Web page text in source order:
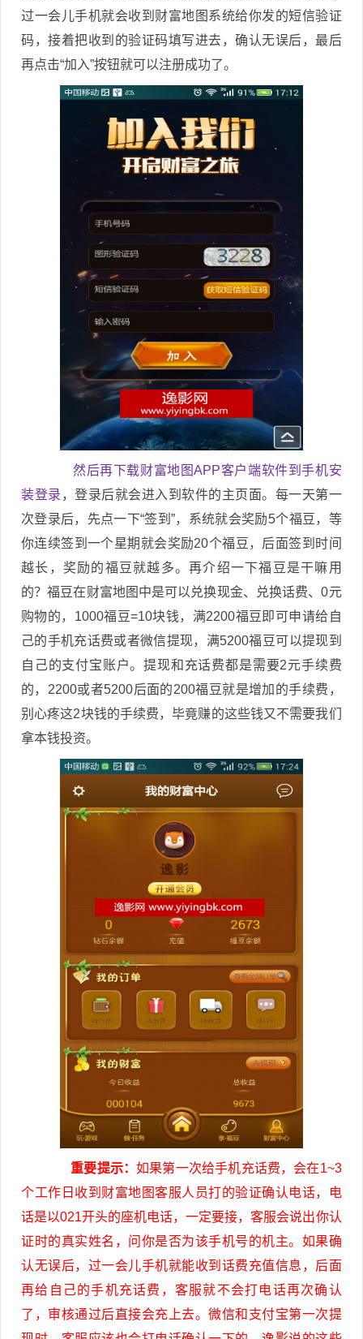
过一会儿手机就会收到财富地图系统给你发的短信验证
码，接着把收到的验证码填写进去，确认无误后，最后
再点击“加入”按钮就可以注册成功了。
然后再下载财富地图APP客户端软件到手机安
装登录 ，登录后就会进入到软件的主页面。每一天第一
次登录后，先点一下“签到”，系统就会奖励5个福豆，等
你连续签到一个星期就会奖励20个福豆，后面签到时间
越长，奖励的福豆就越多。再介绍一下福豆是干嘛用
的？福豆在财富地图中是可以兑换现金、兑换话费、0元
购物的，1000福豆=10块钱，满2200福豆即可申请给自
己的手机充话费或者微信提现，满5200福豆可以提现到
自己的支付宝账户。提现和充话费都是需要2元手续费
的，2200或者5200后面的200福豆就是增加的手续费，
别心疼这2块钱的手续费，毕竟赚的这些钱又不需要我们
拿本钱投资。
重要提示：如果第一次给手机充话费，会在1~3
个工作日收到财富地图客服人员打的验证确认电话，电
话是以021开头的座机电话，一定要接，客服会说出你认
证时的真实姓名，问你是否为该手机号的机主。如果确
认无误后，过一会儿手机就能收到话费充值信息，后面
再给自己的手机充话费，客服就不会打电话再次确认
了，审核通过后直接会充上去。微信和支付宝第一次提